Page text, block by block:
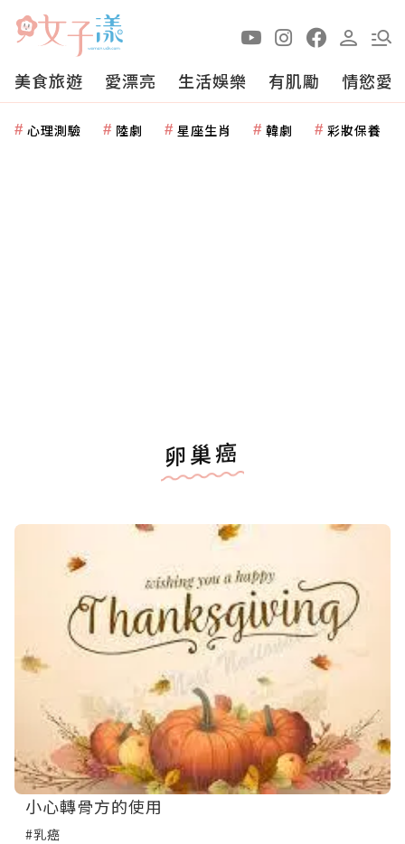
美食旅遊 愛漂亮 生活娛樂 有肌勵 情慾愛
心理測驗 陸劇 星座生肖 韓劇 彩妝保養
卵巢癌
小心轉骨方的使用
#乳癌